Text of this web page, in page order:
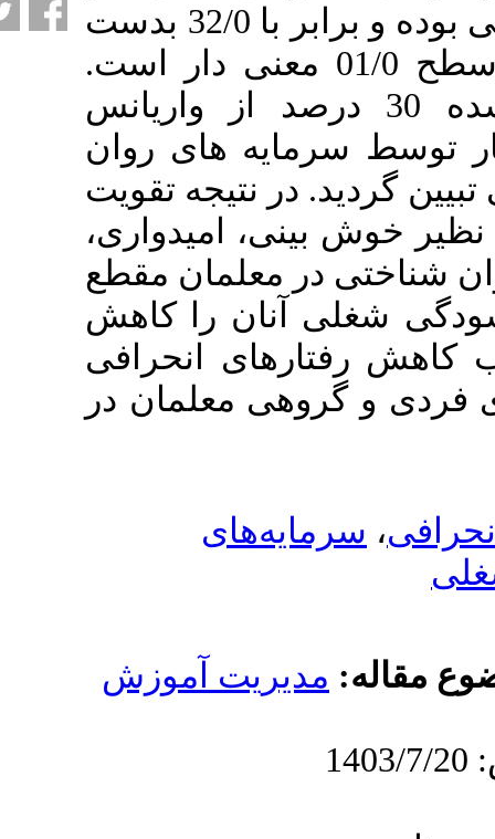
مربوط به فرسودگی عاطفی بوده و برابر با 32/0 بدست
که از نظر آماری در سطح 01/0 معنی دار است.
برازش شده 30 درصد از واریانس
های روان
در نتیجه تقویت
امیدواری،
معلمان مقطع
آنان را کاهش
انحرافی
معلمان در
آموزش